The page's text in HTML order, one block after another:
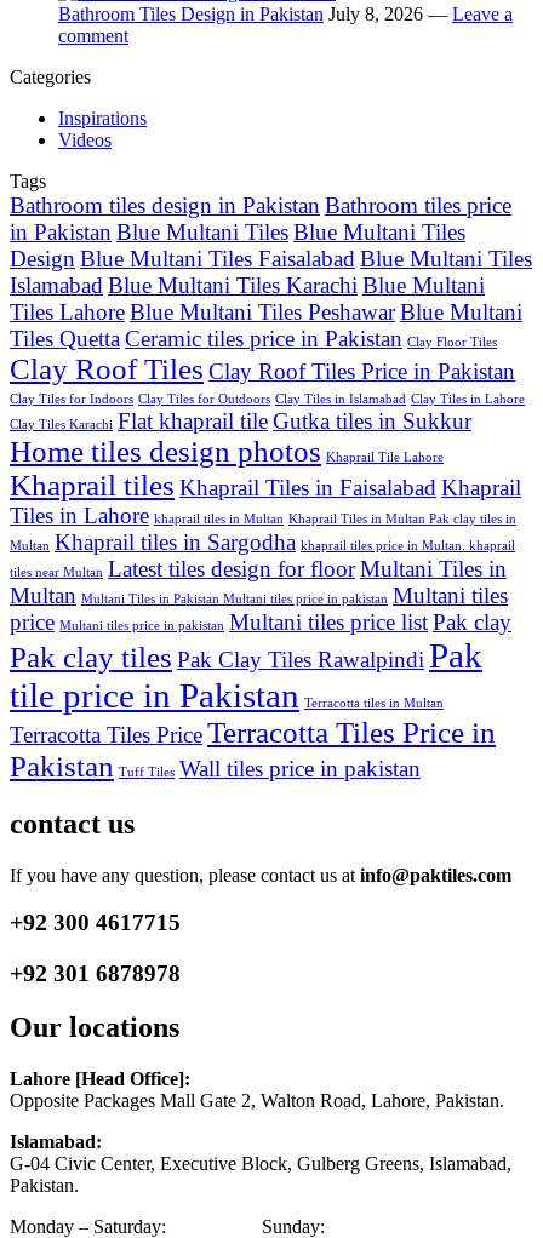
Bathroom Tiles Design in Pakistan July 8, 2026 — Leave a
comment
Categories
Inspirations
Videos
Tags
Bathroom tiles design in Pakistan Bathroom tiles price
in Pakistan Blue Multani TilesBlue Multani Tiles
Design Blue Multani Tiles Faisalabad Blue Multani Tiles
Islamabad Blue Multani Tiles Karachi Blue Multani
Tiles LahoreBlue Multani Tiles PeshawarBlue Multani
Tiles QuettaCeramic tiles price in Pakistan Clay Floor Tiles
Clay Roof Tiles Clay Roof Tiles Price in Pakistan
Clay Tiles for Indoors Clay Tiles for Outdoors Clay Tiles in Islamabad Clay Tiles in Lahore
Clay Tiles Karachi Flat khaprail tileGutka tiles in Sukkur
Home tiles design photos Khaprail Tile Lahore
Khaprail tiles Khaprail Tiles in Faisalabad Khaprail
Tiles in Lahore khaprail tiles in Multan Khaprail Tiles in Multan Pak clay tiles in
Multan Khaprail tiles in Sargodha khaprail tiles price in Multan. khaprail
tiles near Multan Latest tiles design for floorMultani Tiles in
Multan Multani Tiles in Pakistan Multani tiles price in pakistan Multani tiles
price Multani tiles price in pakistan Multani tiles price listPak clay
Pak clay tiles Pak Clay Tiles Rawalpindi Pak
tile price in Pakistan Terracotta tiles in Multan
Terracotta Tiles PriceTerracotta Tiles Price in
Pakistan Tuff Tiles Wall tiles price in pakistan
contact us
If you have any question, please contact us at info@paktiles.com
+92 300 4617715
+92 301 6878978
Our locations
Lahore [Head Office]:
Opposite Packages Mall Gate 2, Walton Road, Lahore, Pakistan.
Islamabad:
G-04 Civic Center, Executive Block, Gulberg Greens, Islamabad,
Pakistan.
Monday – Saturday:
Sunday: